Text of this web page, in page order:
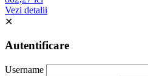
Vezi detalii
✕
Autentificare
Username